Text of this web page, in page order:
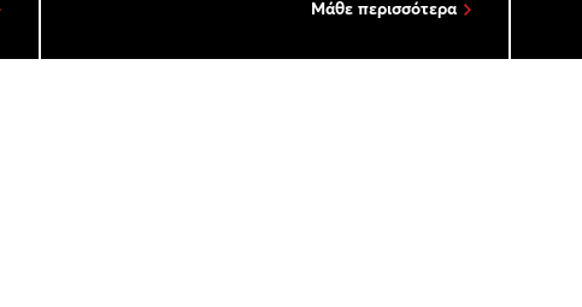
Μάθε περισσότερα